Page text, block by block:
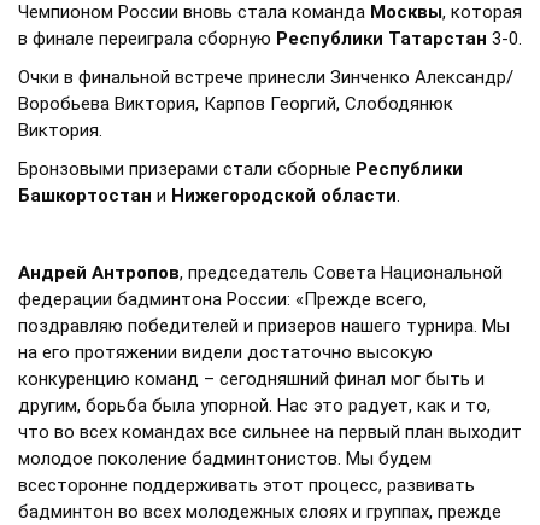
Чемпионом России вновь стала команда Москвы, которая
в финале переиграла сборную Республики Татарстан 3-0.
Очки в финальной встрече принесли Зинченко Александр/
Воробьева Виктория, Карпов Георгий, Слободянюк
Виктория.
Бронзовыми призерами стали сборные Республики
Башкортостан и Нижегородской области.
Андрей Антропов, председатель Совета Национальной
федерации бадминтона России: «Прежде всего,
поздравляю победителей и призеров нашего турнира. Мы
на его протяжении видели достаточно высокую
конкуренцию команд – сегодняшний финал мог быть и
другим, борьба была упорной. Нас это радует, как и то,
что во всех командах все сильнее на первый план выходит
молодое поколение бадминтонистов. Мы будем
всесторонне поддерживать этот процесс, развивать
бадминтон во всех молодежных слоях и группах, прежде